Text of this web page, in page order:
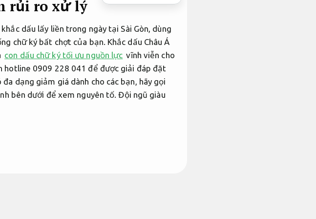
rủi ro xử lý
dấu lấy liền trong ngày tại Sài Gòn, dùng
chữ ký bất chợt của bạn. Khắc dấu Châu Á
con dấu chữ ký tối ưu nguồn lực vĩnh viễn cho
hotline 0909 228 041 để được giải đáp đặt
dạng giảm giá dành cho các bạn, hãy gọi
bên dưới để xem nguyên tố.Đội ngũ giàu